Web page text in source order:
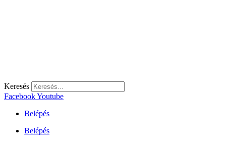
Keresés
FacebookYoutube
Belépés
Belépés